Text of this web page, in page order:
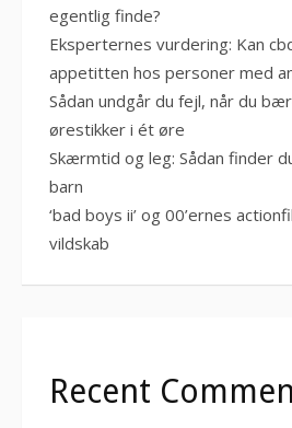
egentlig finde?
Eksperternes vurdering: Kan
appetitten hos personer med
Sådan undgår du fejl, når du
ørestikker i ét øre
Skærmtid og leg: Sådan finder
barn
‘bad boys ii’ og 00’ernes
vildskab
Recent